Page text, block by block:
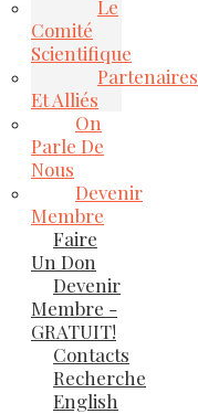
Le
Comité
Scientifique
Partenaires
Et Alliés
On
Parle De
Nous
Devenir
Membre
Faire
Un Don
Devenir
Membre -
GRATUIT!
Contacts
Recherche
English